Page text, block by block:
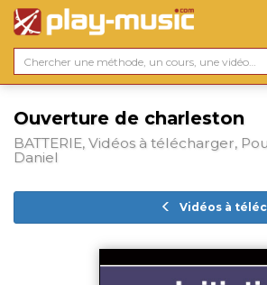
Ouverture de charleston
BATTERIE, Vidéos à télécharger,
Daniel
Vidéos à